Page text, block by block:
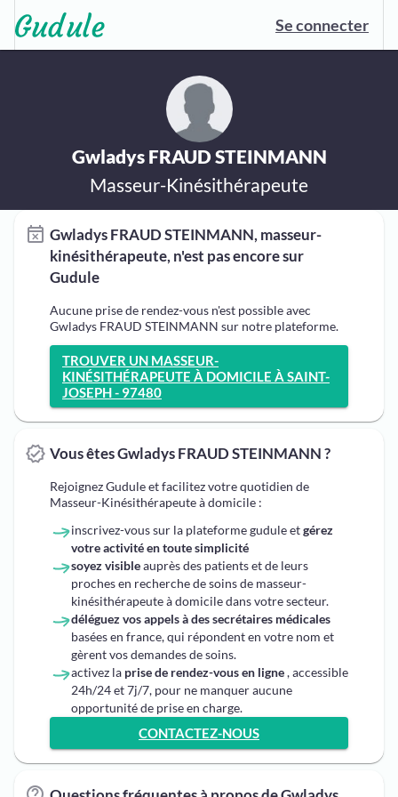
Se connecter
Gwladys FRAUD STEINMANN
Masseur-Kinésithérapeute
Gwladys FRAUD STEINMANN, masseur-
kinésithérapeute, n'est pas encore sur
Gudule
Aucune prise de rendez-vous n'est possible avec
Gwladys FRAUD STEINMANN sur notre plateforme.
TROUVER UN MASSEUR-
KINÉSITHÉRAPEUTE À DOMICILE À SAINT-
JOSEPH - 97480
Vous êtes Gwladys FRAUD STEINMANN ?
Rejoignez Gudule et facilitez votre quotidien de
Masseur-Kinésithérapeute à domicile :
inscrivez-vous sur la plateforme gudule etgérez
votre activité en toute simplicité
soyez visibleauprès des patients et de leurs
proches en recherche de soins de masseur-
kinésithérapeute à domicile dans votre secteur.
déléguez vos appels à des secrétaires médicales
basées en france, qui répondent en votre nom et
gèrent vos demandes de soins.
activez la prise de rendez-vous en ligne, accessible
24h/24 et 7j/7, pour ne manquer aucune
opportunité de prise en charge.
CONTACTEZ-NOUS